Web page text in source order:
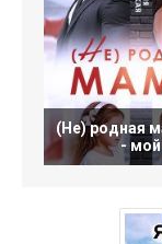
(Не) родная
- мой